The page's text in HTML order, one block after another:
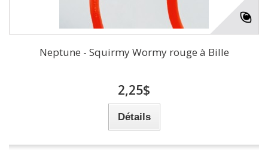
Neptune - Squirmy Wormy rouge à Bille
2,25$
Détails